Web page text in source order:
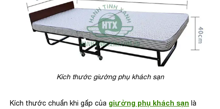
Kích thước giường phụ khách sạn
Kích thước chuẩn khi gấp của giường phụ khách sạn là